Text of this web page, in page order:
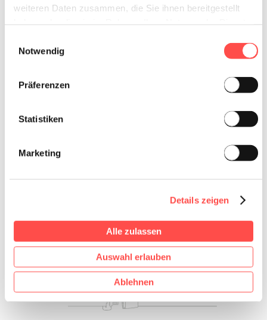
weiteren Daten zusammen, die Sie ihnen bereitgestellt
Notwendig
Präferenzen
Statistiken
Marketing
Details zeigen
Alle zulassen
Auswahl erlauben
Ablehnen
Die Prüfzentren in der
Wallonie